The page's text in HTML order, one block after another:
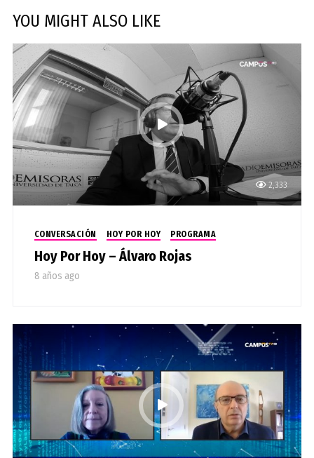
YOU MIGHT ALSO LIKE
2,333
CONVERSACIÓN HOY POR HOY PROGRAMA
Hoy Por Hoy – Álvaro Rojas
8 años ago